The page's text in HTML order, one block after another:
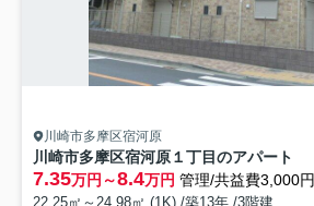
川崎市多摩区宿河原
川崎市多摩区宿河原１丁目のアパート
7.35万円～8.4万円 管理/共益費3,000円
22.25㎡～24.98㎡ (1K) /築13年 /3階建